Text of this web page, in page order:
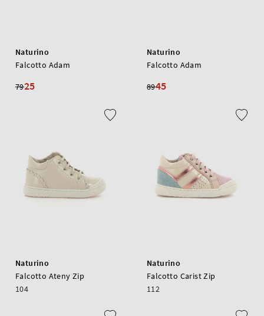
Naturino
Falcotto Adam
7925
Naturino
Falcotto Adam
8945
Naturino
Falcotto Ateny Zip
104
Naturino
Falcotto Carist Zip
112